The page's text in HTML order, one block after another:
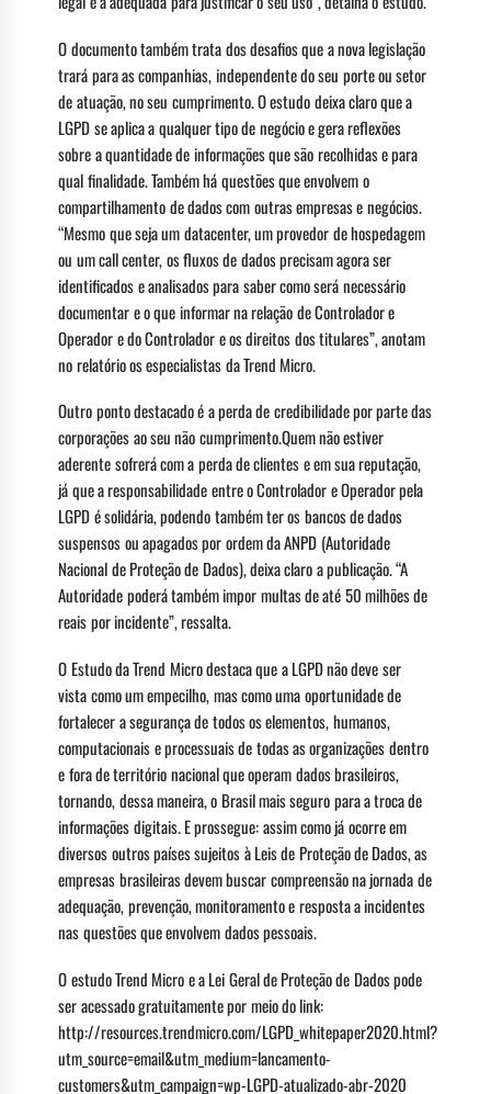
O documento também trata dos desafios que a nova legislação
trará para as companhias, independente do seu porte ou setor
de atuação, no seu cumprimento. O estudo deixa claro que a
LGPD se aplica a qualquer tipo de negócio e gera reflexões
sobre a quantidade de informações que são recolhidas e para
qual finalidade. Também há questões que envolvem o
compartilhamento de dados com outras empresas e negócios.
“Mesmo que seja um datacenter, um provedor de hospedagem
ou um call center, os fluxos de dados precisam agora ser
identificados e analisados para saber como será necessário
documentar e o que informar na relação de Controlador e
Operador e do Controlador e os direitos dos titulares”, anotam
no relatório os especialistas da Trend Micro.
Outro ponto destacado é a perda de credibilidade por parte das
corporações ao seu não cumprimento.Quem não estiver
aderente sofrerá com a perda de clientes e em sua reputação,
já que a responsabilidade entre o Controlador e Operador pela
LGPD é solidária, podendo também ter os bancos de dados
suspensos ou apagados por ordem da ANPD (Autoridade
Nacional de Proteção de Dados), deixa claro a publicação. “A
Autoridade poderá também impor multas de até 50 milhões de
reais por incidente”, ressalta.
O Estudo da Trend Micro destaca que a LGPD não deve ser
vista como um empecilho, mas como uma oportunidade de
fortalecer a segurança de todos os elementos, humanos,
computacionais e processuais de todas as organizações dentro
e fora de território nacional que operam dados brasileiros,
tornando, dessa maneira, o Brasil mais seguro para a troca de
informações digitais. E prossegue: assim como já ocorre em
diversos outros países sujeitos à Leis de Proteção de Dados, as
empresas brasileiras devem buscar compreensão na jornada de
adequação, prevenção, monitoramento e resposta a incidentes
nas questões que envolvem dados pessoais.
O estudo Trend Micro e a Lei Geral de Proteção de Dados pode
ser acessado gratuitamente por meio do link:
http://resources.trendmicro.com/LGPD_whitepaper2020.html?
utm_source=email&utm_medium=lancamento-
customers&utm_campaign=wp-LGPD-atualizado-abr-2020